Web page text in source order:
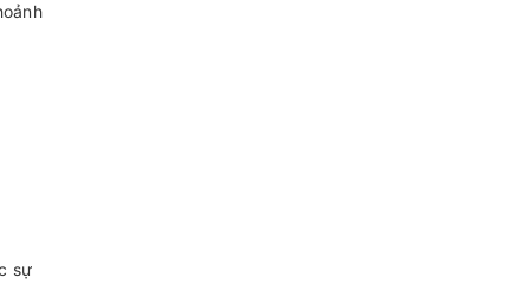
sự